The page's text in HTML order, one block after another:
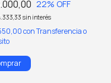
22% OFF
sin interés
conTransferencia o